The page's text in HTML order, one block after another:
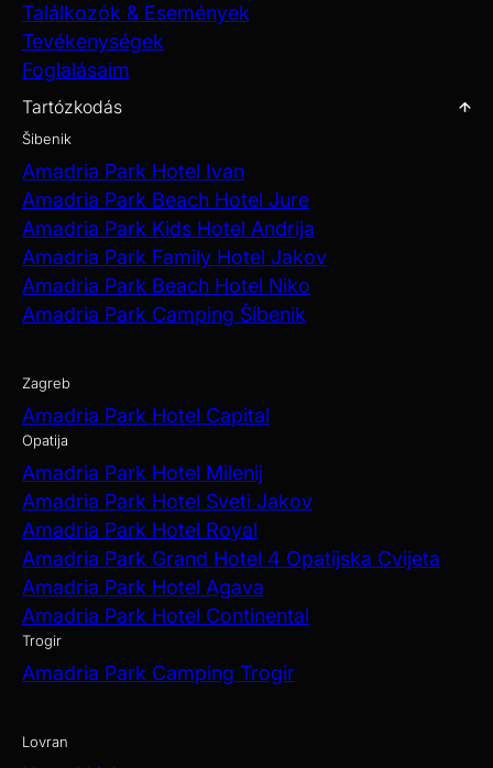
Találkozók & Események
Tevékenységek
Foglalásaim
Tartózkodás
Šibenik
Amadria Park Hotel Ivan
Amadria Park Beach Hotel Jure
Amadria Park Kids Hotel Andrija
Amadria Park Family Hotel Jakov
Amadria Park Beach Hotel Niko
Amadria Park Camping Šibenik
Zagreb
Amadria Park Hotel Capital
Opatija
Amadria Park Hotel Milenij
Amadria Park Hotel Sveti Jakov
Amadria Park Hotel Royal
Amadria Park Grand Hotel 4 Opatijska Cvijeta
Amadria Park Hotel Agava
Amadria Park Hotel Continental
Trogir
Amadria Park Camping Trogir
Lovran